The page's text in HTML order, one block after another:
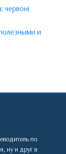
червоні
и
по
ну и друг в